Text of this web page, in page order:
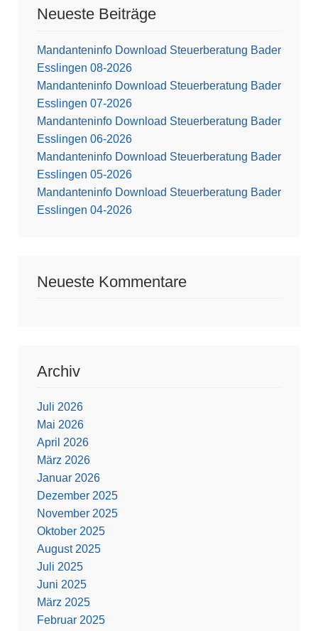
Neueste Beiträge
Mandanteninfo Download Steuerberatung Bader
Esslingen 08-2026
Mandanteninfo Download Steuerberatung Bader
Esslingen 07-2026
Mandanteninfo Download Steuerberatung Bader
Esslingen 06-2026
Mandanteninfo Download Steuerberatung Bader
Esslingen 05-2026
Mandanteninfo Download Steuerberatung Bader
Esslingen 04-2026
Neueste Kommentare
Archiv
Juli 2026
Mai 2026
April 2026
März 2026
Januar 2026
Dezember 2025
November 2025
Oktober 2025
August 2025
Juli 2025
Juni 2025
März 2025
Februar 2025